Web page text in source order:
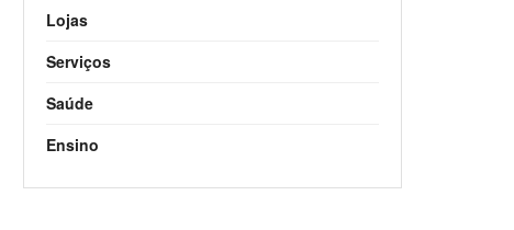
Lojas
Serviços
Saúde
Ensino